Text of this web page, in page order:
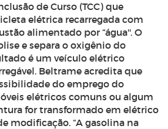
de Curso (TCC) que
elétrica recarregada com
alimentado por “água''. O
e separa o oxigênio do
é um veículo elétrico
Beltrame acredita que
do emprego do
elétricos comuns ou algum
for transformado em elétrico
modificação. “A gasolina na